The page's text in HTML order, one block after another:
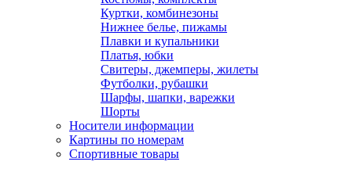
Куртки, комбинезоны
Нижнее белье, пижамы
Плавки и купальники
Платья, юбки
Свитеры, джемперы, жилеты
Футболки, рубашки
Шарфы, шапки, варежки
Шорты
Носители информации
Картины по номерам
Спортивные товары